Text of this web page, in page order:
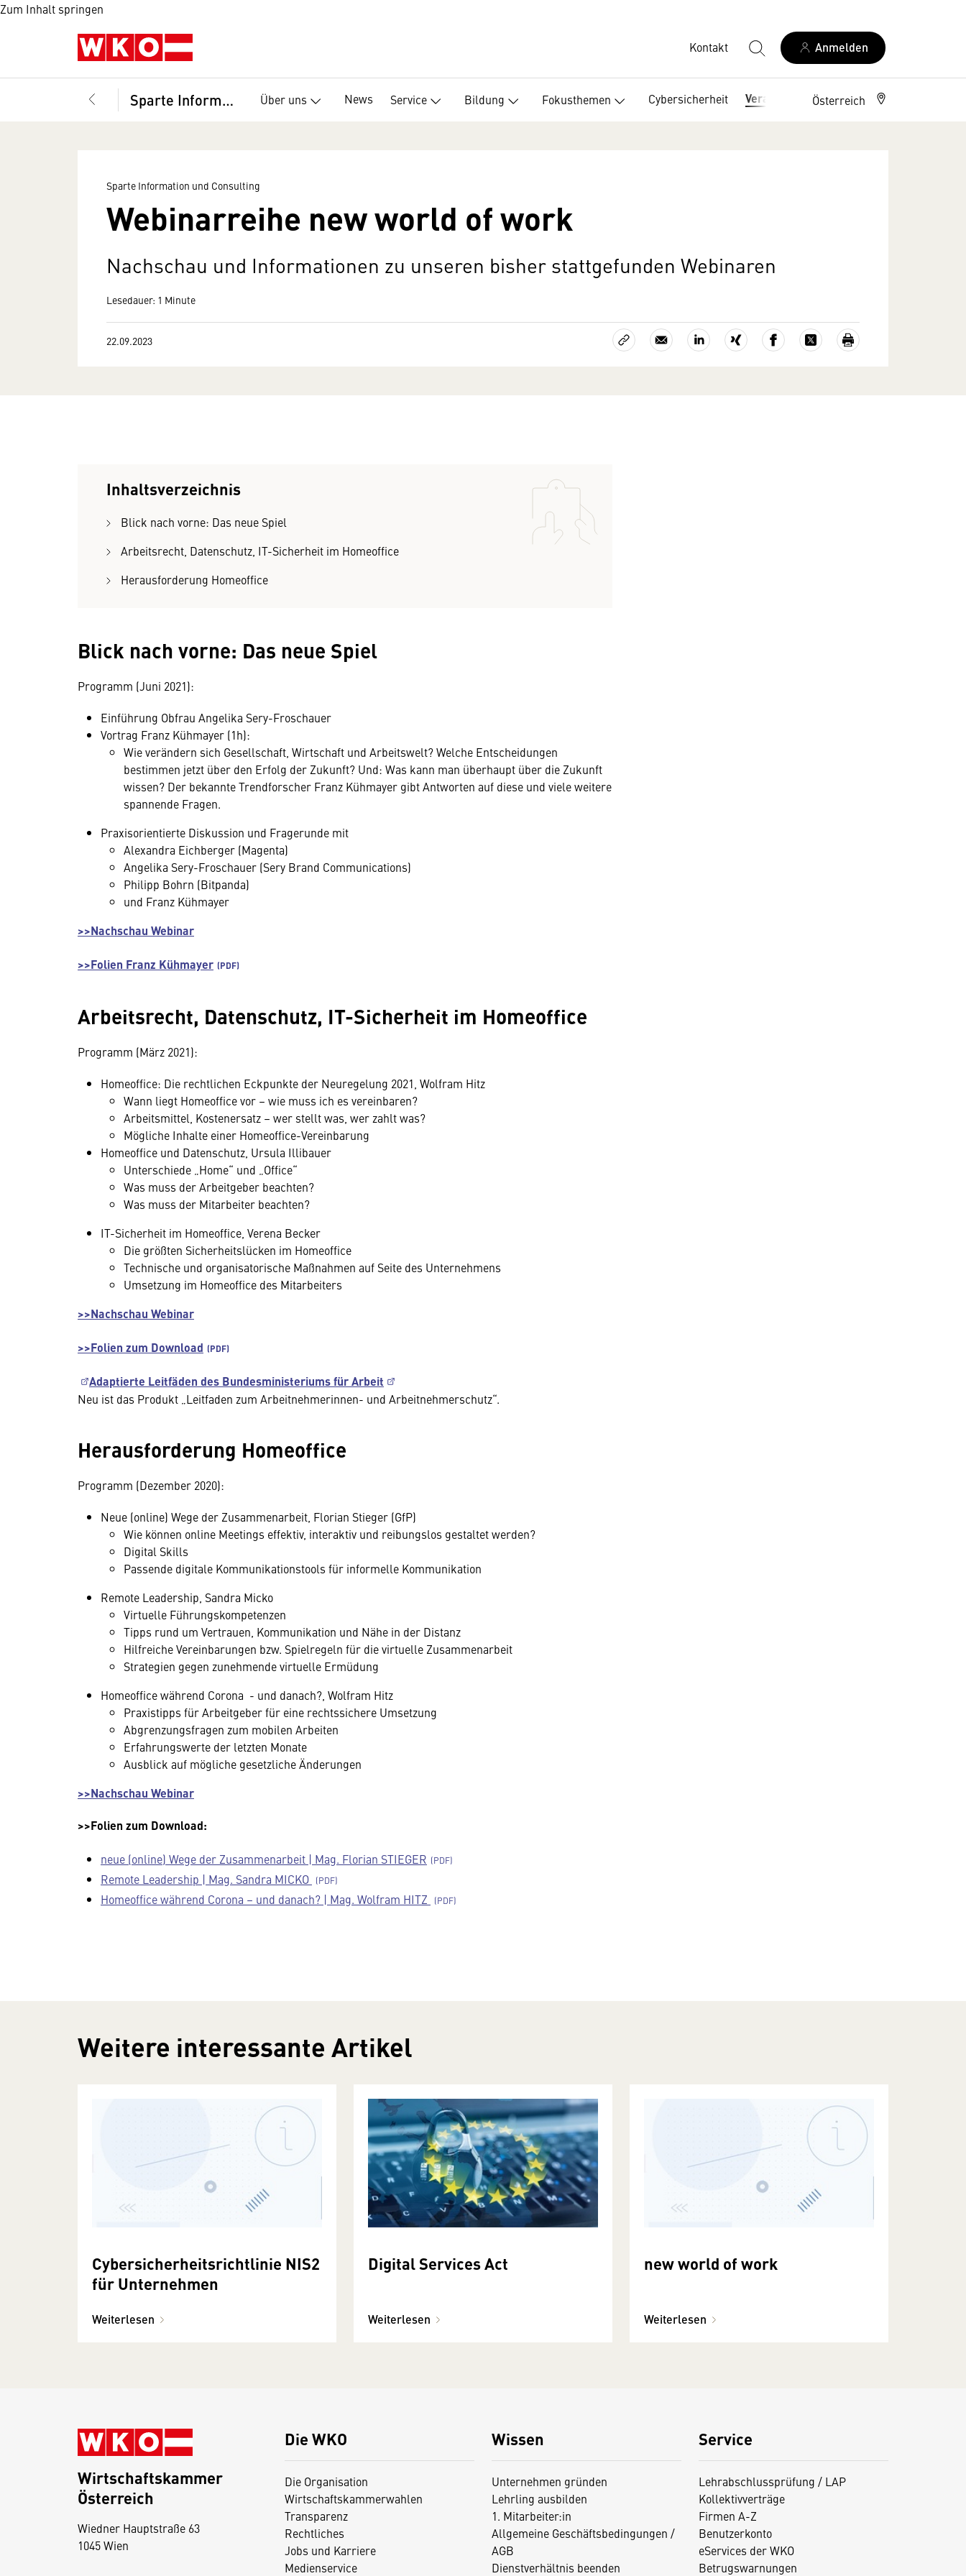
Zum Inhalt springen
Kontakt Anmelden
Sparte Information und Consulting Über uns News Service Bildung Fokusthemen Cybersicherheit VeranstaltungenÖsterreich
Sparte Information und Consulting
Webinarreihe new world of work
Nachschau und Informationen zu unseren bisher stattgefunden Webinaren
Lesedauer: 1 Minute
22.09.2023
Inhaltsverzeichnis
Blick nach vorne: Das neue Spiel
Arbeitsrecht, Datenschutz, IT-Sicherheit im Homeoffice
Herausforderung Homeoffice
Blick nach vorne: Das neue Spiel
Programm (Juni 2021):
Einführung Obfrau Angelika Sery-Froschauer
Vortrag Franz Kühmayer (1h):
Wie verändern sich Gesellschaft, Wirtschaft und Arbeitswelt? Welche Entscheidungen
bestimmen jetzt über den Erfolg der Zukunft? Und: Was kann man überhaupt über die Zukunft
wissen? Der bekannte Trendforscher Franz Kühmayer gibt Antworten auf diese und viele weitere
spannende Fragen.
Praxisorientierte Diskussion und Fragerunde mit
Alexandra Eichberger (Magenta)
Angelika Sery-Froschauer (Sery Brand Communications)
Philipp Bohrn (Bitpanda)
und Franz Kühmayer
>>Nachschau Webinar
>>Folien Franz Kühmayer
Arbeitsrecht, Datenschutz, IT-Sicherheit im Homeoffice
Programm (März 2021):
Homeoffice: Die rechtlichen Eckpunkte der Neuregelung 2021, Wolfram Hitz
Wann liegt Homeoffice vor – wie muss ich es vereinbaren?
Arbeitsmittel, Kostenersatz – wer stellt was, wer zahlt was?
Mögliche Inhalte einer Homeoffice-Vereinbarung
Homeoffice und Datenschutz, Ursula Illibauer
Unterschiede „Home“ und „Office“
Was muss der Arbeitgeber beachten?
Was muss der Mitarbeiter beachten?
IT-Sicherheit im Homeoffice, Verena Becker
Die größten Sicherheitslücken im Homeoffice
Technische und organisatorische Maßnahmen auf Seite des Unternehmens
Umsetzung im Homeoffice des Mitarbeiters
>>Nachschau Webinar
>>Folien zum Download
Adaptierte Leitfäden des Bundesministeriums für Arbeit
Neu ist das Produkt „Leitfaden zum Arbeitnehmerinnen- und Arbeitnehmerschutz“.
Herausforderung Homeoffice
Programm (Dezember 2020):
Neue (online) Wege der Zusammenarbeit, Florian Stieger (GfP)
Wie können online Meetings effektiv, interaktiv und reibungslos gestaltet werden?
Digital Skills
Passende digitale Kommunikationstools für informelle Kommunikation
Remote Leadership, Sandra Micko
Virtuelle Führungskompetenzen
Tipps rund um Vertrauen, Kommunikation und Nähe in der Distanz
Hilfreiche Vereinbarungen bzw. Spielregeln für die virtuelle Zusammenarbeit
Strategien gegen zunehmende virtuelle Ermüdung
Homeoffice während Corona - und danach?, Wolfram Hitz
Praxistipps für Arbeitgeber für eine rechtssichere Umsetzung
Abgrenzungsfragen zum mobilen Arbeiten
Erfahrungswerte der letzten Monate
Ausblick auf mögliche gesetzliche Änderungen
>>Nachschau Webinar
>>Folien zum Download:
neue (online) Wege der Zusammenarbeit | Mag. Florian STIEGER
Remote Leadership | Mag. Sandra MICKO
Homeoffice während Corona – und danach? | Mag. Wolfram HITZ
Weitere interessante Artikel
Cybersicherheitsrichtlinie NIS2
für Unternehmen
Weiterlesen
Digital Services Act
Weiterlesen
new world of work
Weiterlesen
Die WKO
Die Organisation
Wirtschaftskammerwahlen
Transparenz
Rechtliches
Jobs und Karriere
Medienservice
Wissen
Unternehmen gründen
Lehrling ausbilden
1. Mitarbeiter:in
Allgemeine Geschäftsbedingungen /
AGB
Dienstverhältnis beenden
Service
Lehrabschlussprüfung / LAP
Kollektivverträge
Firmen A-Z
Benutzerkonto
eServices der WKO
Betrugswarnungen
Wirtschaftskammer
Österreich
Wiedner Hauptstraße 63
1045 Wien